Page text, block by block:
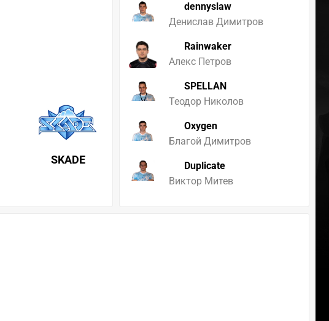
dennyslaw
Денислав Димитров
Rainwaker
Алекс Петров
SPELLAN
Теодор Николов
Oxygen
Благой Димитров
Duplicate
Виктор Митев
SKADE